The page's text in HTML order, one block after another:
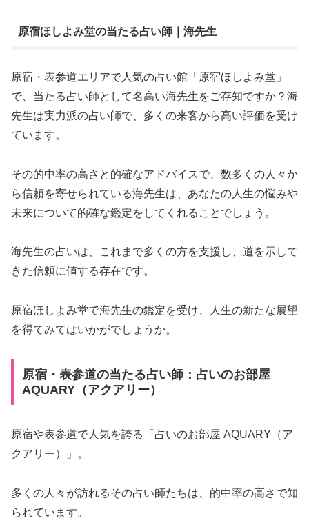
原宿ほしよみ堂の当たる占い師｜海先生
原宿・表参道エリアで人気の占い館「原宿ほしよみ堂」
で、当たる占い師として名高い海先生をご存知ですか？海
先生は実力派の占い師で、多くの来客から高い評価を受け
ています。
その的中率の高さと的確なアドバイスで、数多くの人々か
ら信頼を寄せられている海先生は、あなたの人生の悩みや
未来について的確な鑑定をしてくれることでしょう。
海先生の占いは、これまで多くの方を支援し、道を示して
きた信頼に値する存在です。
原宿ほしよみ堂で海先生の鑑定を受け、人生の新たな展望
を得てみてはいかがでしょうか。
原宿・表参道の当たる占い師：占いのお部屋
AQUARY（アクアリー）
原宿や表参道で人気を誇る「占いのお部屋 AQUARY（ア
クアリー）」。
多くの人々が訪れるその占い師たちは、的中率の高さで知
られています。